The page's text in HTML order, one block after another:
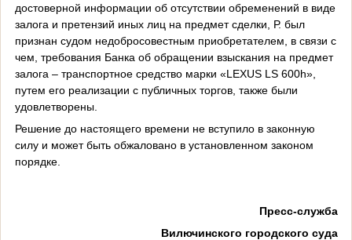
достоверной информации об отсутствии обременений в виде
залога и претензий иных лиц на предмет сделки, Р. был
признан судом недобросовестным приобретателем, в связи с
чем, требования Банка об обращении взыскания на предмет
залога – транспортное средство марки «LEXUS LS600h»,
путем его реализации с публичных торгов, также были
удовлетворены.
Решение до настоящего времени не вступило в законную
силу и может быть обжаловано в установленном законом
порядке.
Пресс-служба
Вилючинского городского суда